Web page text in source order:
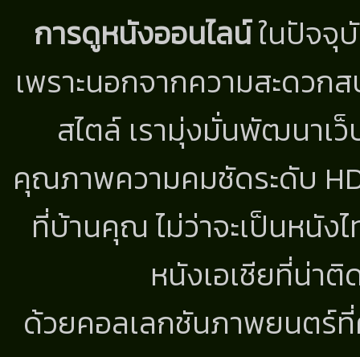
การดูหนังออนไลน์ในปัจจุ
เพราะนอกจากความสะดว
สไตล์ เรามุ่งมั่นพัฒนาเ
คุณภาพความคมชัดระดับ
ที่บ้านคุณ ไม่ว่าจะเป็นหนั
หนังเอเชียที่น่า
ด้วยคอลเลกชันภาพยนตร์